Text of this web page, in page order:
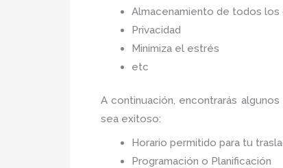
Almacenamiento de todos
Privacidad
Minimiza el estrés
etc
A continuación, encontrarás
sea exitoso:
Horario permitido para tu
Programación o Planificación